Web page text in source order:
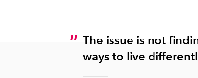
The issue is not
ways to live